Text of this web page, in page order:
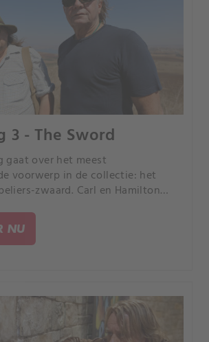
3 - The Sword
gaat over het meest
voorwerp in de collectie: het
zwaard. Carl en Hamilton
Tempeliers-bolwerk in het Heilige
NU